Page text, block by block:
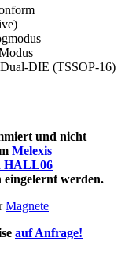
DIE (TSSOP-16)
und nicht
Melexis
HALL06
eingelernt werden.
Magnete
auf Anfrage!